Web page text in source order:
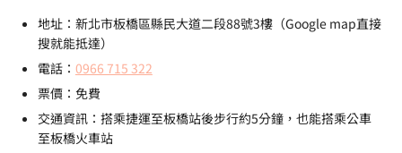
地址：新北市板橋區縣民大道二段88號3樓（Google map直接
搜就能抵達）
電話： 0966 715 322
票價：免費
交通資訊：搭乘捷運至板橋站後步行約5分鐘，也能搭乘公車
至板橋火車站